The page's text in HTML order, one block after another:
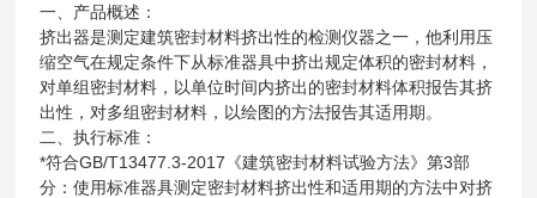
一、产品概述：
挤出器是测定建筑密封材料挤出性的检测仪器之一，他利用压
缩空气在规定条件下从标准器具中挤出规定体积的密封材料，
对单组密封材料，以单位时间内挤出的密封材料体积报告其挤
出性，对多组密封材料，以绘图的方法报告其适用期。
二、执行标准：
*符合GB/T13477.3-2017《建筑密封材料试验方法》第3部
分：使用标准器具测定密封材料挤出性和适用期的方法中对挤